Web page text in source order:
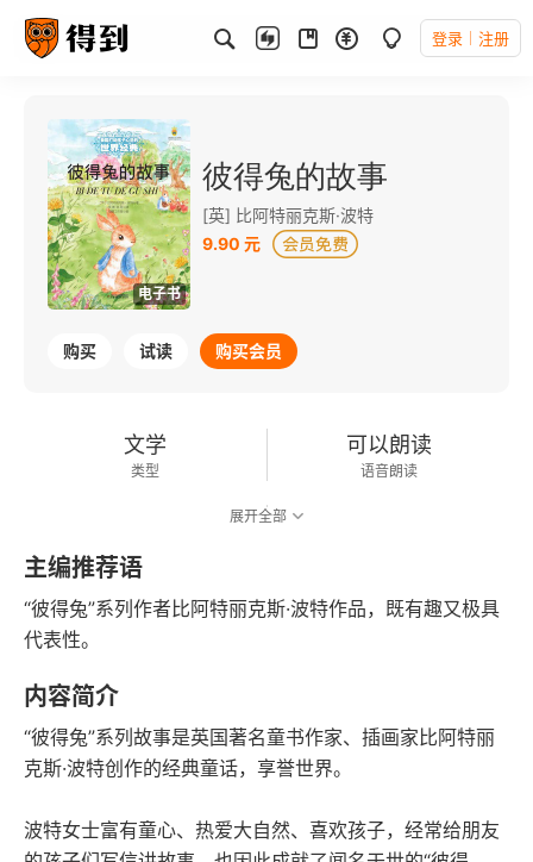
登录 注册
电子书
彼得兔的故事
[英] 比阿特丽克斯·波特
9.90 元
购买 试读 购买会员
文学
类型
可以朗读
语音朗读
展开全部
主编推荐语
“彼得兔”系列作者比阿特丽克斯·波特作品，既有趣又极具
代表性。
内容简介
“彼得兔”系列故事是英国著名童书作家、插画家比阿特丽
克斯·波特创作的经典童话，享誉世界。
波特女士富有童心、热爱大自然、喜欢孩子，经常给朋友